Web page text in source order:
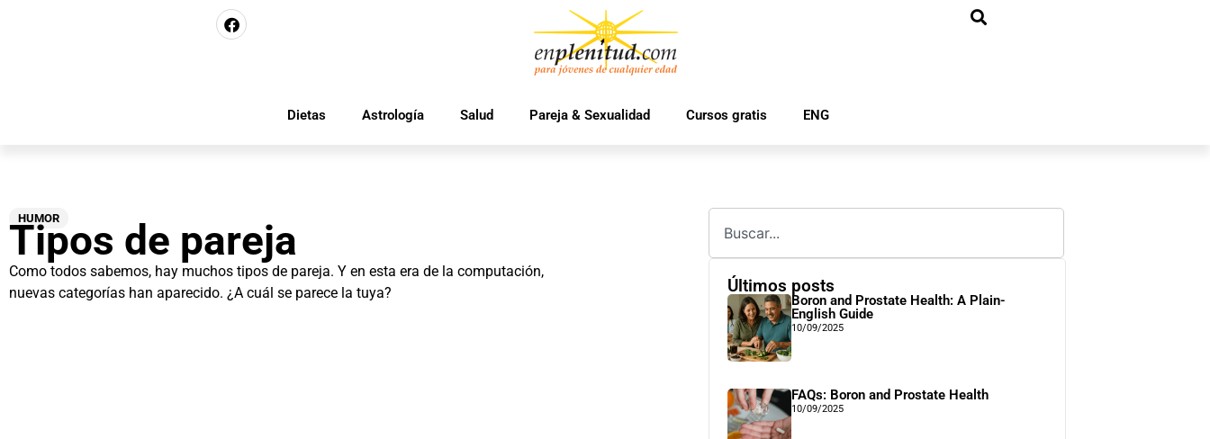
Dietas Astrología Salud Pareja & Sexualidad Cursos gratis ENG
HUMOR
Tipos de pareja
Como todos sabemos, hay muchos tipos de pareja. Y en esta era de la computación,
nuevas categorías han aparecido. ¿A cuál se parece la tuya?
Últimos posts
Boron and Prostate Health: A Plain-
English Guide
10/09/2025
FAQs: Boron and Prostate Health
10/09/2025